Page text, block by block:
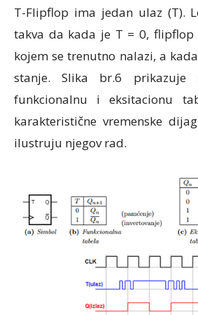
T-Flipflop ima jedan ulaz (T).
takva da kada je T = 0, flipflop
kojem se trenutno nalazi, a
stanje. Slika br.6 prikazuje
funkcionalnu i eksitacionu
karakteristične vremenske
ilustruju njegov rad.